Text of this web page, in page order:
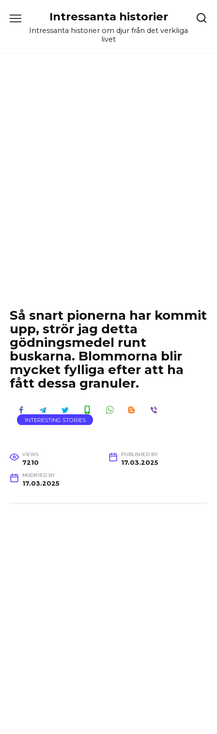
content
Intressanta historier
Intressanta historier om djur från det verkliga
livet
Så snart pionerna har kommit
upp, strör jag detta
gödningsmedel runt
buskarna. Blommorna blir
mycket fylliga efter att ha
fått dessa granuler.
INTERESTING STORIES
VIEWS
7210
PUBLISHED BY
17.03.2025
MODIFIED BY
17.03.2025